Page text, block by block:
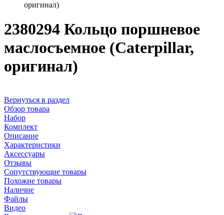
оригинал)
2380294 Кольцо поршневое
маслосъемное (Caterpillar,
оригинал)
Вернуться в раздел
Обзор товара
Набор
Комплект
Описание
Характеристики
Аксессуары
Отзывы
Сопутствующие товары
Похожие товары
Наличие
Файлы
Видео